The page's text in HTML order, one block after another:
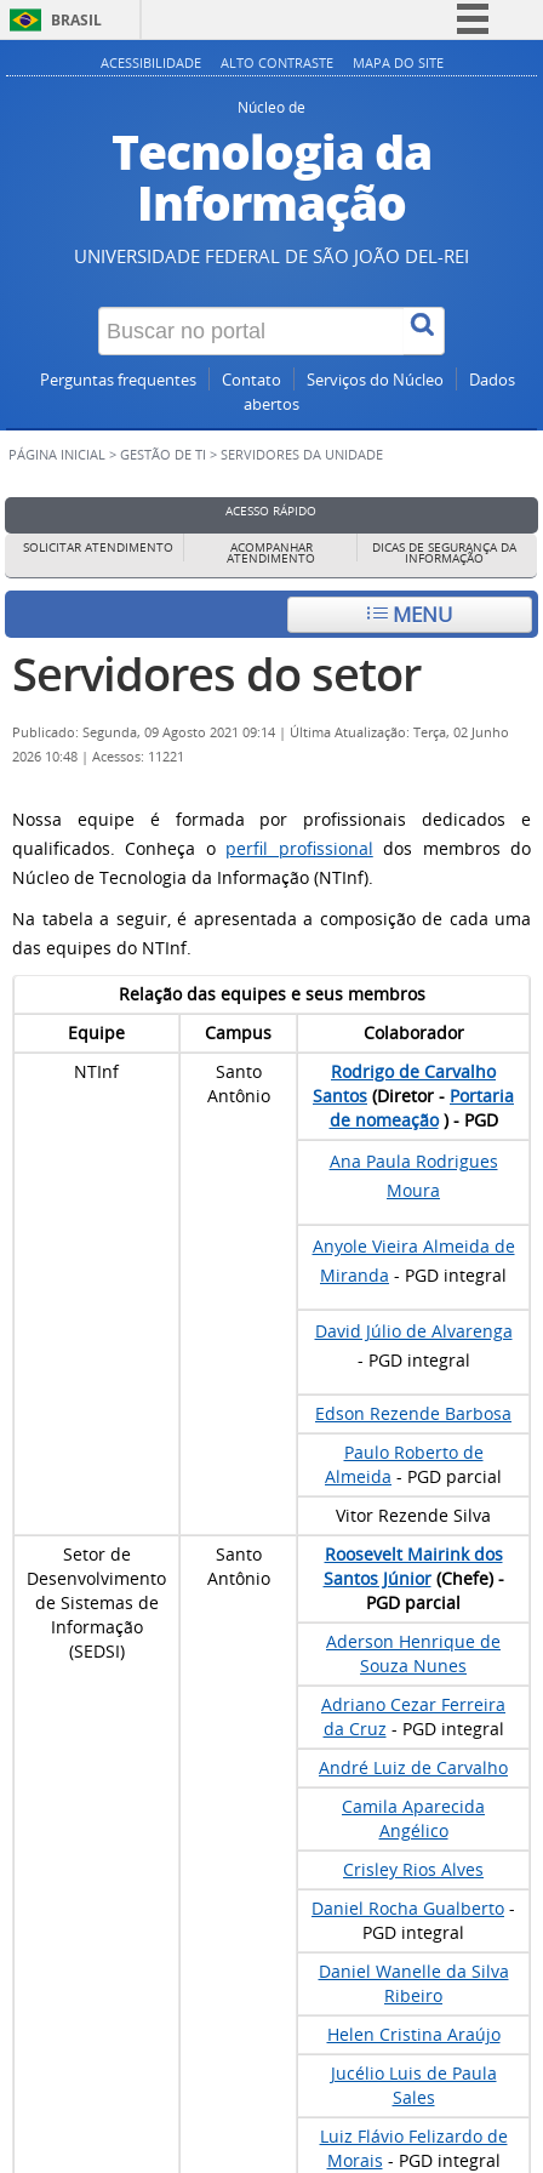
BRASIL
Simplifique!
Participe
Acesso à informação
Legislação
Canais
ACESSIBILIDADE ALTO CONTRASTE MAPA DO SITE
Núcleo de
Tecnologia da
Informação
UNIVERSIDADE FEDERAL DE SÃO JOÃO DEL-REI
Perguntas frequentes Contato Serviços do Núcleo
Dados
abertos
PÁGINA INICIAL > GESTÃO DE TI > SERVIDORES DA UNIDADE
ACESSO RÁPIDO
SOLICITAR ATENDIMENTO ACOMPANHAR
ATENDIMENTO
DICAS DE SEGURANÇA DA
INFORMAÇÃO
MENU
Servidores do setor
Publicado: Segunda, 09 Agosto 2021 09:14 | Última Atualização: Terça, 02 Junho
2026 10:48 | Acessos: 11221
Nossa equipe é formada por profissionais dedicados e
qualificados. Conheça o perfil profissional dos membros do
Núcleo de Tecnologia da Informação (NTInf).
Na tabela a seguir, é apresentada a composição de cada uma
das equipes do NTInf.
Relação das equipes e seus membros
Equipe
Campus
Colaborador
NTInf
Santo
Antônio
Rodrigo de Carvalho
Santos (Diretor - Portaria
de nomeação) - PGD
Ana Paula Rodrigues
Moura
Anyole Vieira Almeida de
Miranda - PGD integral
David Júlio de Alvarenga
- PGD integral
Edson Rezende Barbosa
Paulo Roberto de
Almeida - PGD parcial
Vitor Rezende Silva
Setor de
Desenvolvimento
de Sistemas de
Informação
(SEDSI)
Santo
Antônio
Roosevelt Mairink dos
Santos Júnior(Chefe) -
PGD parcial
Aderson Henrique de
Souza Nunes
Adriano Cezar Ferreira
da Cruz - PGD integral
André Luiz de Carvalho
Camila Aparecida
Angélico
Crisley Rios Alves
Daniel Rocha Gualberto -
PGD integral
Daniel Wanelle da Silva
Ribeiro
Helen Cristina Araújo
Jucélio Luis de Paula
Sales
Luiz Flávio Felizardo de
Morais - PGD integral